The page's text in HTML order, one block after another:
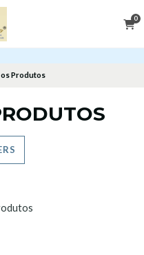
0
Produtos